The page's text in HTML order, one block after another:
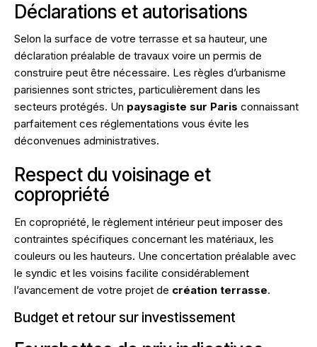
Déclarations et autorisations
Selon la surface de votre terrasse et sa hauteur, une
déclaration préalable de travaux voire un permis de
construire peut être nécessaire. Les règles d’urbanisme
parisiennes sont strictes, particulièrement dans les
secteurs protégés. Un paysagiste sur Paris connaissant
parfaitement ces réglementations vous évite les
déconvenues administratives.
Respect du voisinage et
copropriété
En copropriété, le règlement intérieur peut imposer des
contraintes spécifiques concernant les matériaux, les
couleurs ou les hauteurs. Une concertation préalable avec
le syndic et les voisins facilite considérablement
l’avancement de votre projet de création terrasse.
Budget et retour sur investissement